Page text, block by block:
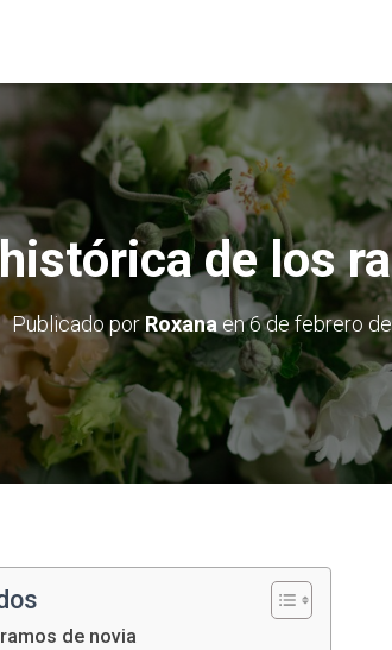
de los
Publicado por Roxana en6 de febrero
de novia